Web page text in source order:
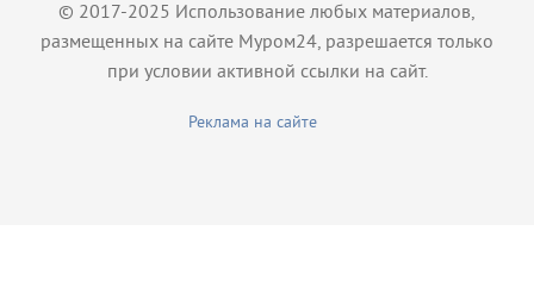
© 2017-2025 Использование любых материалов,
размещенных на сайте Муром24, разрешается только
при условии активной ссылки на сайт.
Реклама на сайте